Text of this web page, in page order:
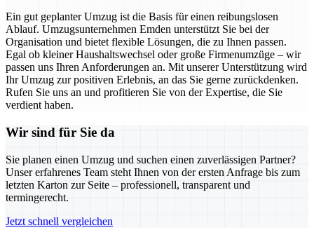
Ein gut geplanter Umzug ist die Basis für einen reibungslosen
Ablauf. Umzugsunternehmen Emden unterstützt Sie bei der
Organisation und bietet flexible Lösungen, die zu Ihnen passen.
Egal ob kleiner Haushaltswechsel oder große Firmenumzüge – wir
passen uns Ihren Anforderungen an. Mit unserer Unterstützung wird
Ihr Umzug zur positiven Erlebnis, an das Sie gerne zurückdenken.
Rufen Sie uns an und profitieren Sie von der Expertise, die Sie
verdient haben.
Wir sind für Sie da
Sie planen einen Umzug und suchen einen zuverlässigen Partner?
Unser erfahrenes Team steht Ihnen von der ersten Anfrage bis zum
letzten Karton zur Seite – professionell, transparent und
termingerecht.
Jetzt schnell vergleichen